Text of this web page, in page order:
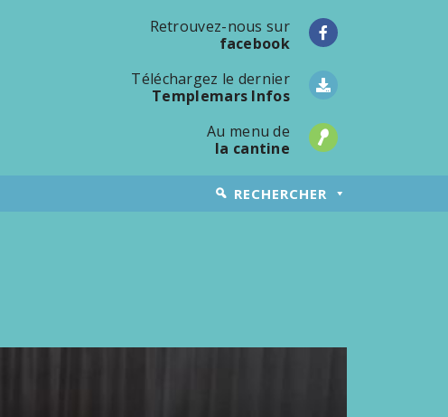
Retrouvez-nous sur
facebook
Téléchargez le dernier
Templemars Infos
Au menu de
la cantine
RECHERCHER